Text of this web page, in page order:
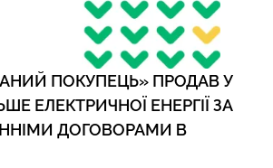
ПОКУПЕЦЬ» ПРОДАВ У
ЕЛЕКТРИЧНОЇ ЕНЕРГІЇ ЗА
ДОГОВОРАМИ В